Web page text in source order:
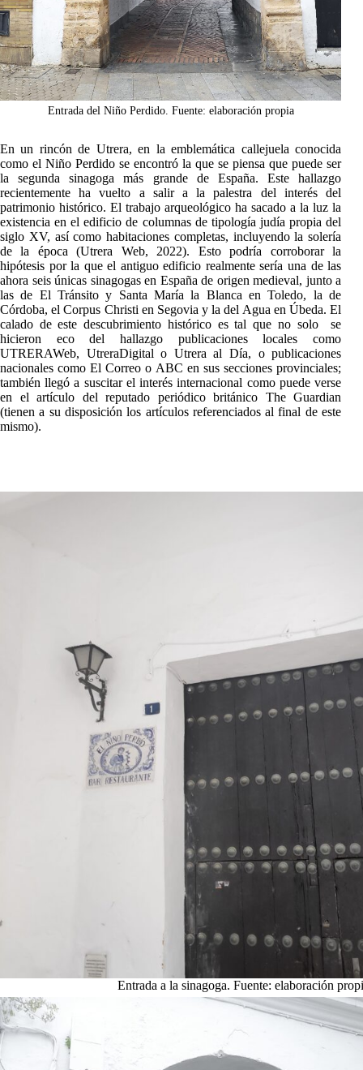
Entrada del Niño Perdido. Fuente: elaboración propia
En un rincón de Utrera, en la emblemática callejuela conocida
como el Niño Perdido se encontró la que se piensa que puede ser
la segunda sinagoga más grande de España. Este hallazgo
recientemente ha vuelto a salir a la palestra del interés del
patrimonio histórico. El trabajo arqueológico ha sacado a la luz la
existencia en el edificio de columnas de tipología judía propia del
siglo XV, así como habitaciones completas, incluyendo la solería
de la época (Utrera Web, 2022). Esto podría corroborar la
hipótesis por la que el antiguo edificio realmente sería una de las
ahora seis únicas sinagogas en España de origen medieval, junto a
las de El Tránsito y Santa María la Blanca en Toledo, la de
Córdoba, el Corpus Christi en Segovia y la del Agua en Úbeda. El
calado de este descubrimiento histórico es tal que no solo se
hicieron eco del hallazgo publicaciones locales como
UTRERAWeb, UtreraDigital o Utrera al Día, o publicaciones
nacionales como El Correo o ABC en sus secciones provinciales;
también llegó a suscitar el interés internacional como puede verse
en el artículo del reputado periódico británico The Guardian
(tienen a su disposición los artículos referenciados al final de este
mismo).
Entrada a la sinagoga. Fuente: elaboración